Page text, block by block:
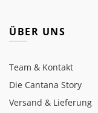
ÜBER UNS
Team & Kontakt
Die Cantana Story
Versand & Lieferung